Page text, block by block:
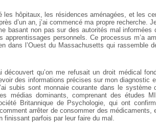
les hôpitaux, les résidences aménagées, et les
d’un an, j’ai commencé ma propre recherche.
basant non pas sur des autorités mal
apprentissages personnels. Ce processus m’a
dans l’Ouest du Massachusetts qui rassemble
découvert qu’on me refusait un droit médical
des informations précises sur mon diagnostic
subis sont monnaie courante dans le système
médias dominants, comprenant des études
Britannique de Psychologie, qui ont
arrêter de consommer des médicaments,
finissant parfois par leur faire du mal.